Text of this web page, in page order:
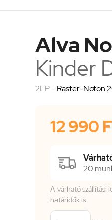
Alva
Kinder
2LP -Raster-Noton
12 990
20
A várható szállítási
határidők is